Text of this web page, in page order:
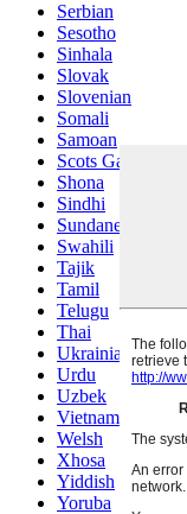
Serbian
Sesotho
Sinhala
Slovak
Slovenian
Somali
Samoan
Scots Gaelic
Shona
Sindhi
Sundanese
Swahili
Tajik
Tamil
Telugu
Thai
Ukrainian
Urdu
Uzbek
Vietnamese
Welsh
Xhosa
Yiddish
Yoruba